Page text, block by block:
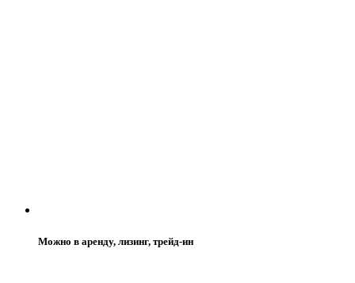
Можно в аренду, лизинг, трейд-ин